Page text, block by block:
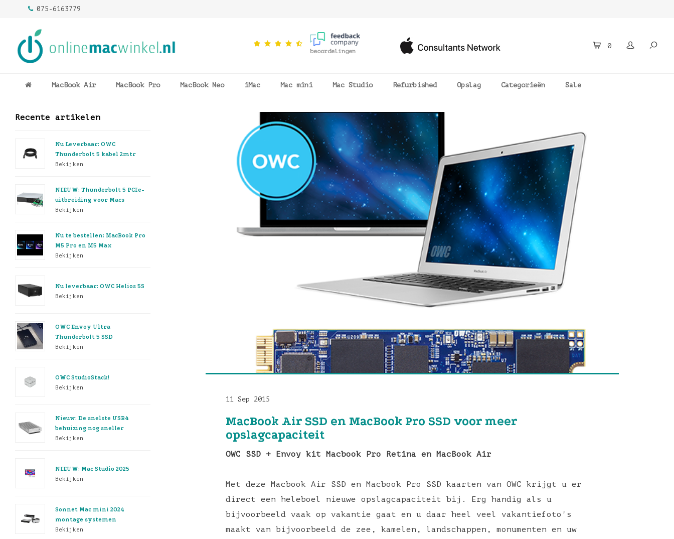
075-6163779
beoordelingen
0
MacBook Air MacBook Pro MacBook Neo iMac Mac mini Mac Studio Refurbished Opslag Categorieën Sale
Recente artikelen
Nu Leverbaar: OWC
Thunderbolt 5 kabel 2mtr
Bekijken
NIEUW: Thunderbolt 5 PCIe-
uitbreiding voor Macs
Bekijken
Nu te bestellen: MacBook Pro
M5 Pro en M5 Max
Bekijken
Nu leverbaar: OWC Helios 5S
Bekijken
OWC Envoy Ultra
Thunderbolt 5 SSD
Bekijken
OWC StudioStack!
Bekijken
Nieuw: De snelste USB4
behuizing nog sneller
Bekijken
NIEUW: Mac Studio 2025
Bekijken
Sonnet Mac mini 2024
montage systemen
Bekijken
11 Sep 2015
MacBook Air SSD en MacBook Pro SSD voor meer
opslagcapaciteit
OWC SSD + Envoy kit Macbook Pro Retina en MacBook Air
Met deze Macbook Air SSD en Macbook Pro SSD kaarten van OWC krijgt u er
direct een heleboel nieuwe opslagcapaciteit bij. Erg handig als u
bijvoorbeeld vaak op vakantie gaat en u daar heel veel vakantiefoto's
maakt van bijvoorbeeld de zee, kamelen, landschappen, monumenten en uw